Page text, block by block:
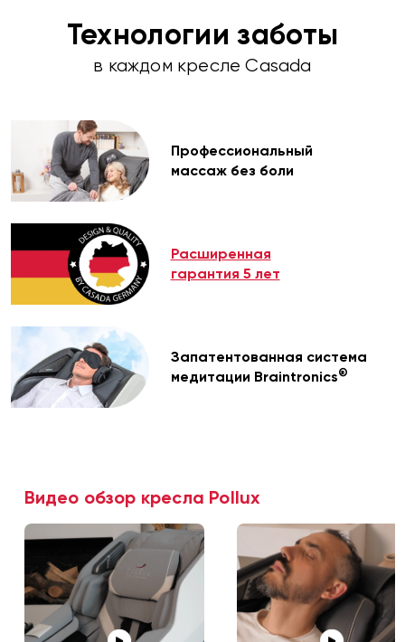
Технологии заботы
в каждом кресле Casada
Профессиональный
массаж без боли
Расширенная
гарантия 5 лет
Запатентованная система
медитации Braintronics®
Видео обзор кресла Pollux